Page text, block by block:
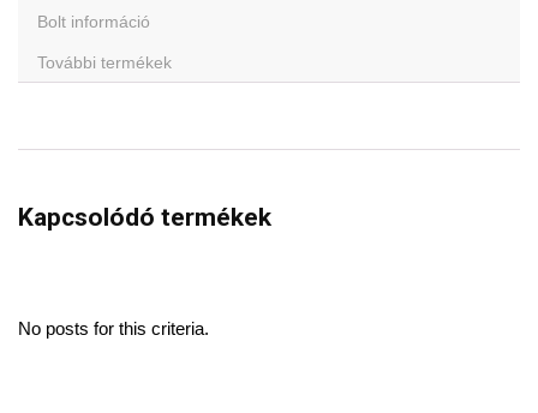
Bolt információ
További termékek
Kapcsolódó termékek
No posts for this criteria.